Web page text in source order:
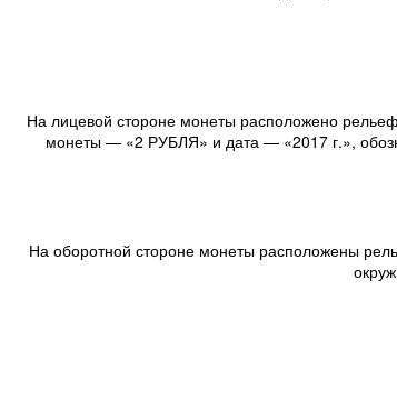
На лицевой стороне монеты расположено
монеты — «2 РУБЛЯ» и дата — «2017 г.»,
На оборотной стороне монеты расположены